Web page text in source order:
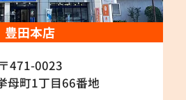
豊田本店
〒471-0023
母町1丁目66番地